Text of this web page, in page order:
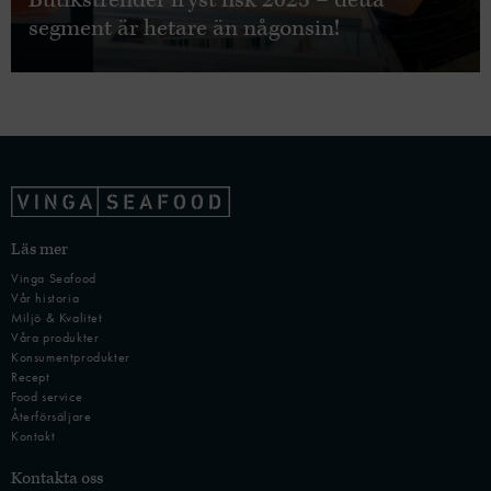
segment är hetare än någonsin!
Läs mer
Vinga Seafood
Vår historia
Miljö & Kvalitet
Våra produkter
Konsumentprodukter
Recept
Food service
Återförsäljare
Kontakt
Kontakta oss